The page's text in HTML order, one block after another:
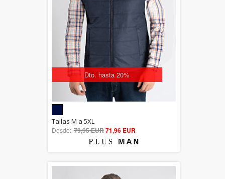
Dto. hasta 20%
out of 5
Tallas M a 5XL
Desde: 79,95 EUR71,96 EUR